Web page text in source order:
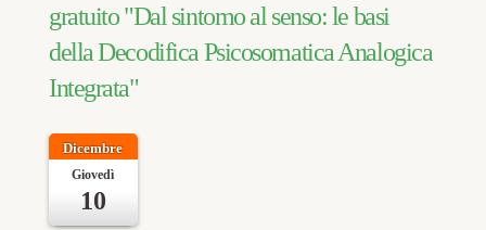
gratuito "Dal sintomo al senso: le basi
della Decodifica Psicosomatica Analogica
Integrata"
Dicembre
Giovedì
10